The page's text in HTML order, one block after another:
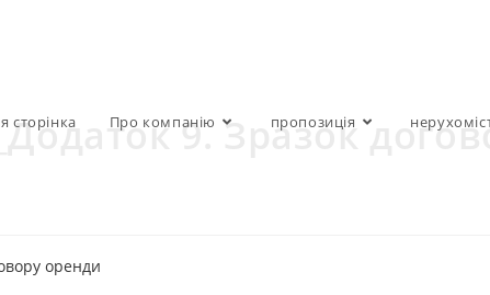
Про компанію пропозиція
9. Зразок
оренди